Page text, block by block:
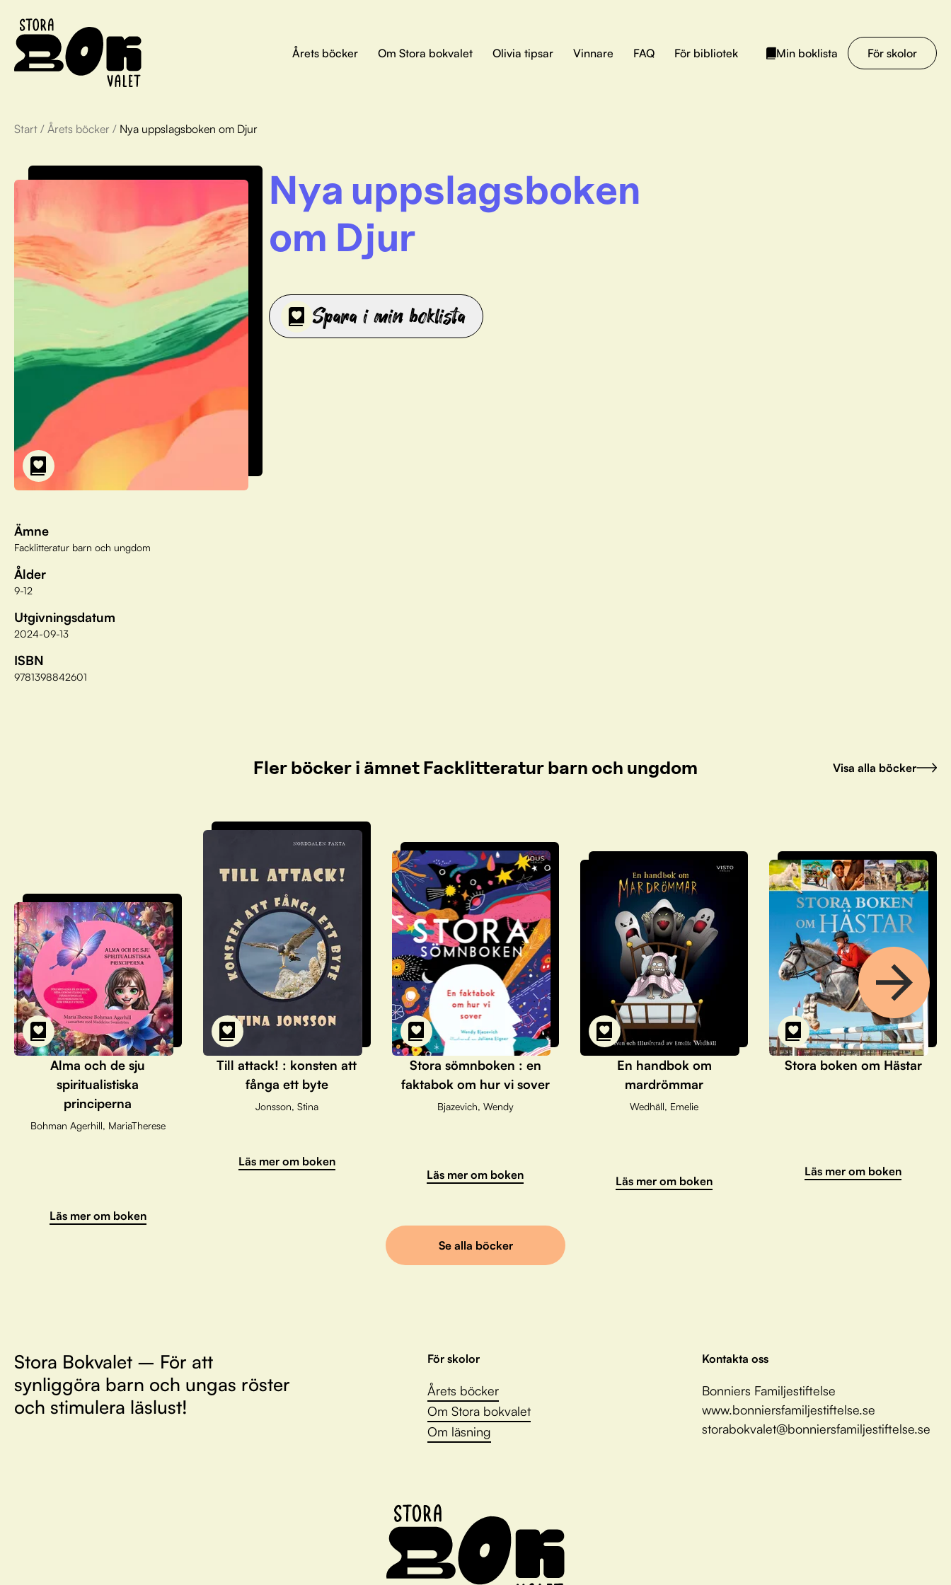
Årets böcker Om Stora bokvalet Olivia tipsar Vinnare FAQ För bibliotek Min boklista För skolor
Start / Årets böcker / Nya uppslagsboken om Djur
Ämne
Facklitteratur barn och ungdom
Ålder
9-12
Utgivningsdatum
2024-09-13
ISBN
9781398842601
Nya uppslagsboken
om Djur
Spara i min boklista
Fler böcker i ämnet Facklitteratur barn och ungdom Visa alla böcker
Alma och de sju
spiritualistiska
principerna
Bohman Agerhill, MariaTherese
Läs mer om boken
Till attack! : konsten att
fånga ett byte
Jonsson, Stina
Läs mer om boken
Stora sömnboken : en
faktabok om hur vi sover
Bjazevich, Wendy
Läs mer om boken
En handbok om
mardrömmar
Wedhäll, Emelie
Läs mer om boken
Stora boken om Hästar
Läs mer om boken
Se alla böcker
Stora Bokvalet – För att
synliggöra barn och ungas röster
och stimulera läslust!
För skolor
Årets böcker
Om Stora bokvalet
Om läsning
Kontakta oss
Bonniers Familjestiftelse
www.bonniersfamiljestiftelse.se
storabokvalet@bonniersfamiljestiftelse.se